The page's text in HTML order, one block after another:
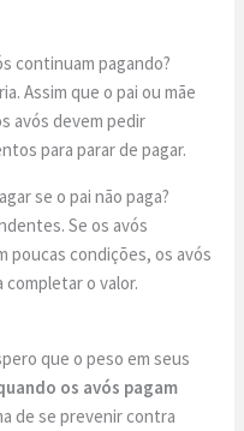
continuam pagando?
Assim que o pai ou mãe
avós devem pedir
para parar de pagar.
se o pai não paga?
Se os avós
poucas condições, os avós
o valor.
que o peso em seus
os avós pagam
de se prevenir contra